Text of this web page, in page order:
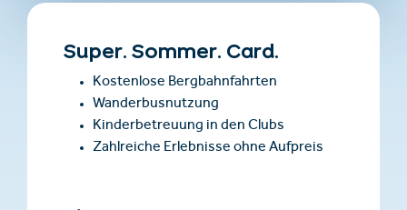
Super. Sommer. Card.
Kostenlose Bergbahnfahrten
Wanderbusnutzung
Kinderbetreuung in den Clubs
Zahlreiche Erlebnisse ohne Aufpreis